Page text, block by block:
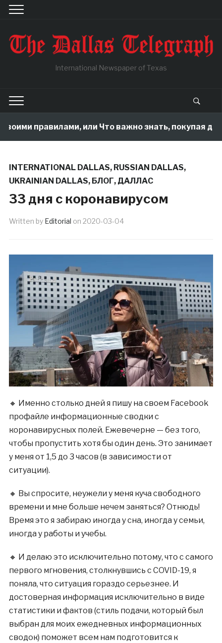
International Newspaper of Texas
правилами, или Что важно знать, покупая дом в
INTERNATIONAL DALLAS, RUSSIAN DALLAS,
UKRAINIAN DALLAS, БЛОГ, ДАЛЛАС
33 дня с коронавирусом
Written by Editorial on 2020-03-04
🔸 Именно столько дней я пишу на своем Facebook
профайле информационные сводки с
коронавирусных полей. Ежевечерне — без того,
чтобы пропустить хотя бы один день. Это занимает
у меня от 1,5 до 3 часов (в зависимости от
ситуации).
🔸 Вы спросите, неужели у меня куча свободного
времени и мне больше нечем заняться? Отнюдь!
Время это я забираю иногда у сна, иногда у семьи,
иногда у работы и учебы.
🔸 И делаю это исключительно потому, что с самого
первого мгновения, столкнувшись с COVID-19, я
поняла, что ситуация гораздо серьезнее. И
достоверная информация исключительно в виде
статистики и фактов (стиль подачи, который был
выбран для моих ежедневных информационных
сводок) поможет всем нам подготовится к